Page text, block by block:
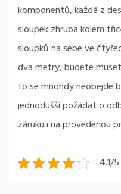
komponentů, každá z
sloupek zhruba kolem
sloupků na sebe ve
dva metry, budete
to se mnohdy neobejde
jednodušší požádat o
záruku i na provedenou
4.1/